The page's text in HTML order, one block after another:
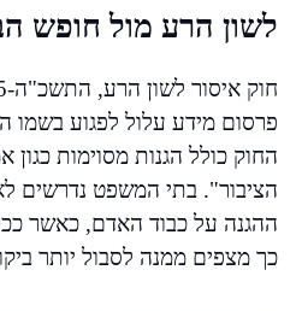
לשון הרע מול חופש
פרסום מידע עלול לפגוע
החוק כולל הגנות מסוימות
הציבור". בתי המשפט נדרשים
ההגנה על כבוד האדם, כאשר
כך מצפים ממנה לסבול יותר